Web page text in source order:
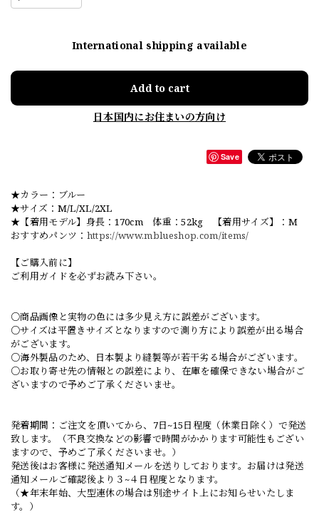
International shipping available
Add to cart
日本国内にお住まいの方向け
Save
★カラー：ブルー
★サイズ：M/L/XL/2XL
★【着用モデル】身長：170cm 体重：52kg 【着用サイズ】：M
おすすめパンツ： https://www.mblueshop.com/items/
【ご購入前に】
ご利用ガイドを必ずお読み下さい。
○商品画像と実物の色には多少見え方に誤差がございます。
○サイズは平置きサイズとなりますので測り方により誤差が出る場合
がございます。
○海外製品のため、日本製より縫製等が若干劣る場合がございます。
○お取り寄せ先の情報との誤差により、在庫を確保できない場合がご
ざいますので予めご了承くださいませ。
発着期間：ご注文を頂いてから、7日~15日程度（休業日除く）で発送
致します。（不良交換などの影響で時間がかかります可能性もござい
ますので、予めご了承くださいませ。）
発送後はお客様に発送通知メールを送りしております。お届けは発送
通知メールご確認後より３~４日程度となります。
（★年末年始、大型連休の場合は別途サイト上にお知らせいたしま
す。）